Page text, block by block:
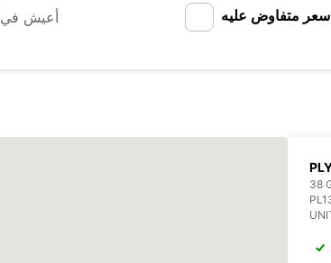
أعيش في سعر متفاوض عليه
38